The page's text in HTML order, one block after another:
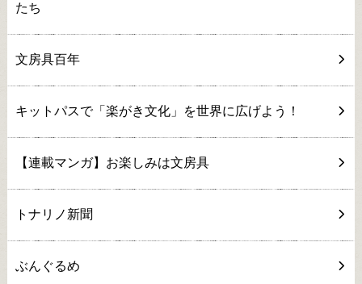
たち
文房具百年
キットパスで「楽がき文化」を世界に広げよう！
【連載マンガ】お楽しみは文房具
トナリノ新聞
ぶんぐるめ